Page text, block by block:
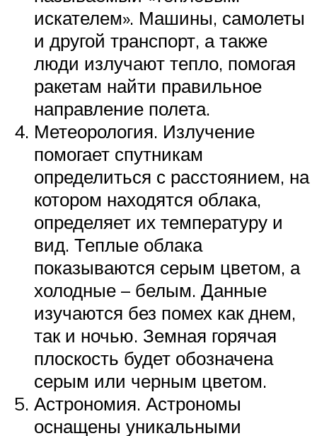
искателем». Машины, самолеты
и другой транспорт, а также
люди излучают тепло, помогая
ракетам найти правильное
направление полета.
Метеорология. Излучение
помогает спутникам
определиться с расстоянием, на
котором находятся облака,
определяет их температуру и
вид. Теплые облака
показываются серым цветом, а
холодные – белым. Данные
изучаются без помех как днем,
так и ночью. Земная горячая
плоскость будет обозначена
серым или черным цветом.
Астрономия. Астрономы
оснащены уникальными